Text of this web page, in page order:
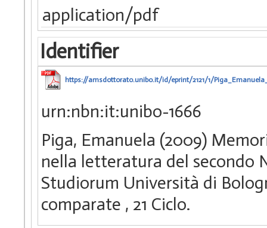
application/pdf
Identifier
https://amsdottorato.unibo.it/id/eprint/2121/1/
urn:nbn:it:unibo-1666
Piga, Emanuela (2009)
nella letteratura del secondo
Studiorum Università di
comparate , 21 Ciclo.